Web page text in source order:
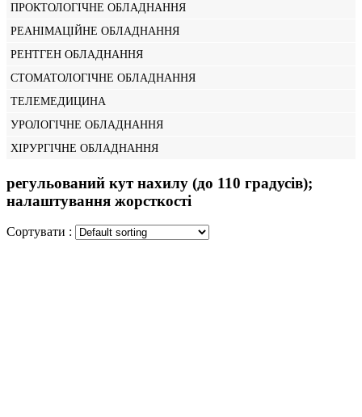
ПРОКТОЛОГІЧНЕ ОБЛАДНАННЯ
РЕАНІМАЦІЙНЕ ОБЛАДНАННЯ
РЕНТГЕН ОБЛАДНАННЯ
СТОМАТОЛОГІЧНЕ ОБЛАДНАННЯ
ТЕЛЕМЕДИЦИНА
УРОЛОГІЧНЕ ОБЛАДНАННЯ
ХІРУРГІЧНЕ ОБЛАДНАННЯ
регульований кут нахилу (до 110 градусів);
налаштування жорсткості
Сортувати :